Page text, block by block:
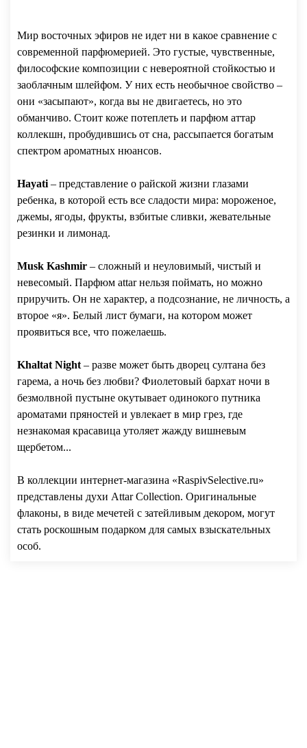
Мир восточных эфиров не идет ни в какое сравнение с
современной парфюмерией. Это густые, чувственные,
философские композиции с невероятной стойкостью и
заоблачным шлейфом. У них есть необычное свойство –
они «засыпают», когда вы не двигаетесь, но это
обманчиво. Стоит коже потеплеть и парфюм аттар
коллекшн, пробудившись от сна, рассыпается богатым
спектром ароматных нюансов.
Hayati – представление о райской жизни глазами
ребенка, в которой есть все сладости мира: мороженое,
джемы, ягоды, фрукты, взбитые сливки, жевательные
резинки и лимонад.
Musk Kashmir – сложный и неуловимый, чистый и
невесомый. Парфюм attar нельзя поймать, но можно
приручить. Он не характер, а подсознание, не личность, а
второе «я». Белый лист бумаги, на котором может
проявиться все, что пожелаешь.
Khaltat Night – разве может быть дворец султана без
гарема, а ночь без любви? Фиолетовый бархат ночи в
безмолвной пустыне окутывает одинокого путника
ароматами пряностей и увлекает в мир грез, где
незнакомая красавица утоляет жажду вишневым
щербетом...
В коллекции интернет-магазина «RaspivSelective.ru»
представлены духи Attar Collection. Оригинальные
флаконы, в виде мечетей с затейливым декором, могут
стать роскошным подарком для самых взыскательных
особ.